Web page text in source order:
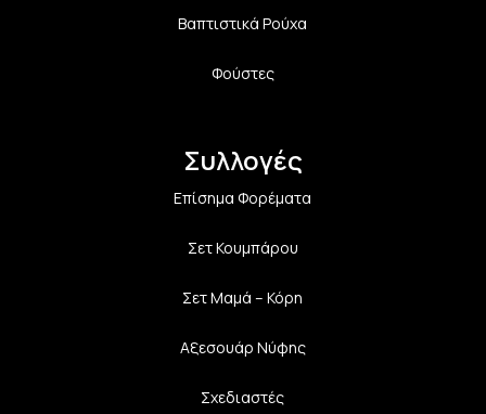
Βαπτιστικά Ρούχα
Φούστες
Συλλογές
Επίσημα Φορέματα
Σετ Κουμπάρου
Σετ Μαμά – Κόρη
Αξεσουάρ Νύφης
Σχεδιαστές